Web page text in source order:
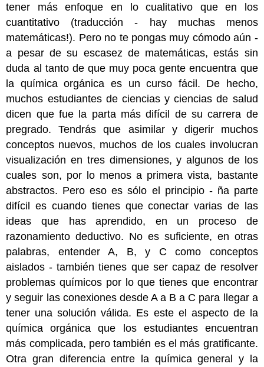
tener más enfoque en lo cualitativo que en los
cuantitativo (traducción - hay muchas menos
matemáticas!). Pero no te pongas muy cómodo aún -
a pesar de su escasez de matemáticas, estás sin
duda al tanto de que muy poca gente encuentra que
la química orgánica es un curso fácil. De hecho,
muchos estudiantes de ciencias y ciencias de salud
dicen que fue la parta más difícil de su carrera de
pregrado. Tendrás que asimilar y digerir muchos
conceptos nuevos, muchos de los cuales involucran
visualización en tres dimensiones, y algunos de los
cuales son, por lo menos a primera vista, bastante
abstractos. Pero eso es sólo el principio - ña parte
difícil es cuando tienes que conectar varias de las
ideas que has aprendido, en un proceso de
razonamiento deductivo. No es suficiente, en otras
palabras, entender A, B, y C como conceptos
aislados - también tienes que ser capaz de resolver
problemas químicos por lo que tienes que encontrar
y seguir las conexiones desde A a B a C para llegar a
tener una solución válida. Es este el aspecto de la
química orgánica que los estudiantes encuentran
más complicada, pero también es el más gratificante.
Otra gran diferencia entre la química general y la